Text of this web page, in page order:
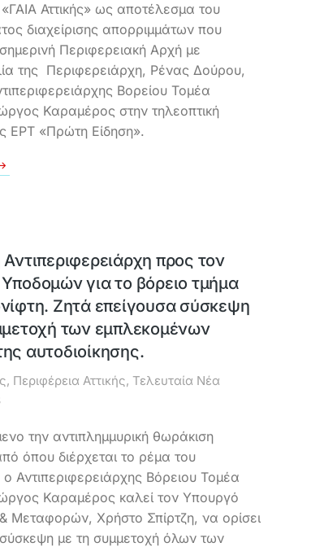
Αττικής» ως αποτέλεσμα του
διαχείρισης απορριμμάτων που
Περιφερειακή Αρχή με
της Περιφερειάρχη, Ρένας Δούρου,
Βορείου Τομέα
Καραμέρος στην τηλεοπτική
ΕΡΤ «Πρώτη Είδηση».
προς τον
για το βόρειο τμήμα
Ζητά επείγουσα σύσκεψη
των εμπλεκομένων
αυτοδιοίκησης.
, Περιφέρεια Αττικής, Τελευταία Νέα
την αντιπλημμυρική θωράκιση
όπου διέρχεται το ρέμα του
Αντιπεριφερειάρχης Βόρειου Τομέα
Καραμέρος καλεί τον Υπουργό
Μεταφορών, Χρήστο Σπίρτζη, να ορίσει
με τη συμμετοχή όλων των